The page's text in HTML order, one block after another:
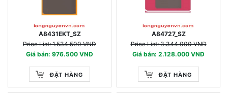
A8431EKT_SZ
Price List: 1.534.500 VNĐ
Giá bán: 976.500 VNĐ
ĐẶT HÀNG
A84727_SZ
Price List: 3.344.000 VNĐ
Giá bán: 2.128.000 VNĐ
ĐẶT HÀNG